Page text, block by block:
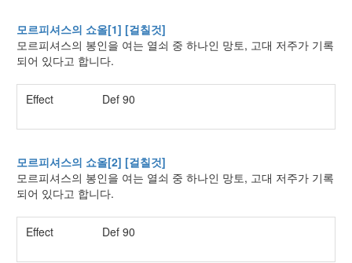
모르피셔스의 쇼올[1] [걸칠것]
모르피셔스의 봉인을 여는 열쇠 중 하나인 망토, 고대 저주가 기록
되어 있다고 합니다.
Effect Def 90
모르피셔스의 쇼올[2] [걸칠것]
모르피셔스의 봉인을 여는 열쇠 중 하나인 망토, 고대 저주가 기록
되어 있다고 합니다.
Effect Def 90